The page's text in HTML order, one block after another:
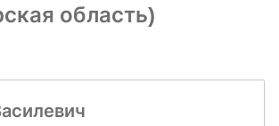
область)